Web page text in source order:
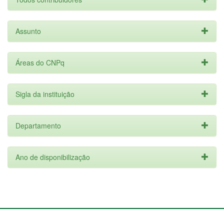
Assunto
Áreas do CNPq
Sigla da instituição
Departamento
Ano de disponibilização